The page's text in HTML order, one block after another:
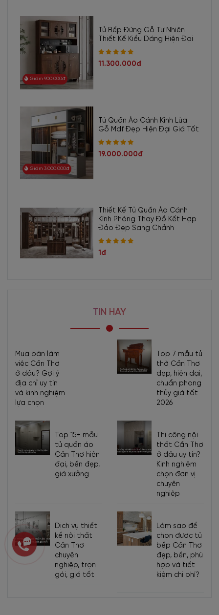
Giảm 900.000đ
Tủ Bếp Đứng Gỗ Tự Nhiên
Thiết Kế Kiểu Dáng Hiện Đại
11.300.000đ
Giảm 3.000.000đ
Tủ Quần Áo Cánh Kính Lùa
Gỗ Mdf Đẹp Hiện Đại Giá Tốt
19.000.000đ
Thiết Kế Tủ Quần Áo Cánh
Kính Phòng Thay Đồ Kết Hợp
Đảo Đẹp Sang Chảnh
1đ
TIN HAY
Mua bàn làm
việc Cần Thơ
ở đâu? Gợi ý
địa chỉ uy tín
và kinh nghiệm
lựa chọn
Top 7 mẫu tủ
thờ Cần Thơ
đẹp, hiện đại,
chuẩn phong
thủy giá tốt
2026
Top 15+ mẫu
tủ quần áo
Cần Thơ hiện
đại, bền đẹp,
giá xưởng
Thi công nội
thất Cần Thơ
ở đâu uy tín?
Kinh nghiệm
chọn đơn vị
chuyên
nghiệp
Dịch vụ thiết
kế nội thất
Cần Thơ
chuyên
nghiệp, trọn
gói, giá tốt
Làm sao để
chọn được tủ
bếp Cần Thơ
đẹp, bền, phù
hợp và tiết
kiệm chi phí?